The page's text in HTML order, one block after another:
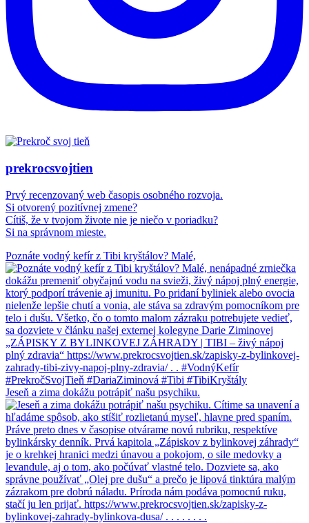
prekrocsvojtien
Prvý recenzovaný web časopis osobného rozvoja.
Si otvorený pozitívnej zmene?
Cítiš, že v tvojom živote nie je niečo v poriadku?
Si na správnom mieste.
Poznáte vodný kefír z Tibi kryštálov? Malé,
Jeseň a zima dokážu potrápiť našu psychiku.